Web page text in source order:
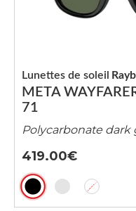
META
71
Lunettes de soleil
Polycarbonate dark
419.00